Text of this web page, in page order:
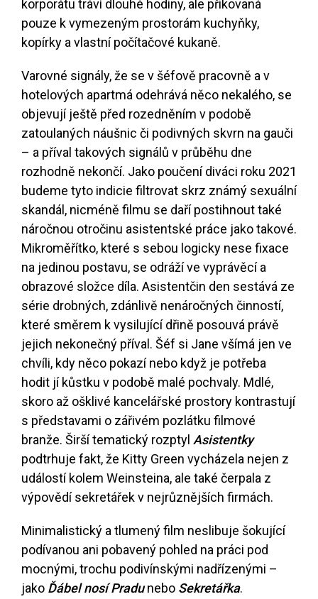
korporátu tráví dlouhé hodiny, ale přikovaná
pouze k vymezeným prostorám kuchyňky,
kopírky a vlastní počítačové kukaně.
Varovné signály, že se v šéfově pracovně a v
hotelových apartmá odehrává něco nekalého, se
objevují ještě před rozedněním v podobě
zatoulaných náušnic či podivných skvrn na gauči
– a příval takových signálů v průběhu dne
rozhodně nekončí. Jako poučení diváci roku 2021
budeme tyto indicie filtrovat skrz známý sexuální
skandál, nicméně filmu se daří postihnout také
náročnou otročinu asistentské práce jako takové.
Mikroměřítko, které s sebou logicky nese fixace
na jedinou postavu, se odráží ve vyprávěcí a
obrazové složce díla. Asistentčin den sestává ze
série drobných, zdánlivě nenáročných činností,
které směrem k vysilující dřině posouvá právě
jejich nekonečný příval. Šéf si Jane všímá jen ve
chvíli, kdy něco pokazí nebo když je potřeba
hodit jí kůstku v podobě malé pochvaly. Mdlé,
skoro až ošklivé kancelářské prostory kontrastují
s představami o zářivém pozlátku filmové
branže. Širší tematický rozptyl Asistentky
podtrhuje fakt, že Kitty Green vycházela nejen z
událostí kolem Weinsteina, ale také čerpala z
výpovědí sekretářek v nejrůznějších firmách.
Minimalistický a tlumený film neslibuje šokující
podívanou ani pobavený pohled na práci pod
mocnými, trochu podivínskými nadřízenými –
jako Ďábel nosí Pradunebo Sekretářka.